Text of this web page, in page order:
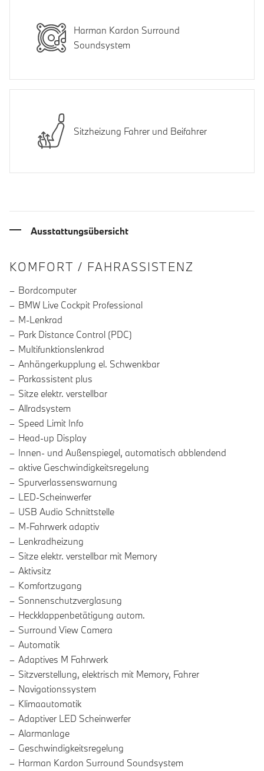
Harman Kardon Surround
Soundsystem
Sitzheizung Fahrer und Beifahrer
Ausstattungsübersicht
INFORMATIONEN ÜBER DIE
KOMFORT / FAHRASSISTENZ
Bordcomputer
BMW Live Cockpit Professional
M-Lenkrad
Park Distance Control (PDC)
Multifunktionslenkrad
Anhängerkupplung el. Schwenkbar
Parkassistent plus
Sitze elektr. verstellbar
Allradsystem
Speed Limit Info
Head-up Display
Innen- und Außenspiegel, automatisch abblendend
aktive Geschwindigkeitsregelung
Spurverlassenswarnung
LED-Scheinwerfer
USB Audio Schnittstelle
M-Fahrwerk adaptiv
Lenkradheizung
Sitze elektr. verstellbar mit Memory
Aktivsitz
Komfortzugang
Sonnenschutzverglasung
Heckklappenbetätigung autom.
Surround View Camera
Automatik
Adaptives M Fahrwerk
Sitzverstellung, elektrisch mit Memory, Fahrer
Navigationssystem
Klimaautomatik
Adaptiver LED Scheinwerfer
Alarmanlage
Geschwindigkeitsregelung
Harman Kardon Surround Soundsystem